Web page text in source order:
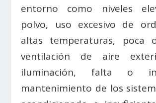
entorno como niveles
polvo, uso excesivo de
altas temperaturas, poca
ventilación de aire
iluminación, falta o
mantenimiento de los